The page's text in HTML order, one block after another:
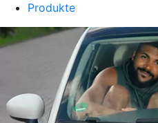
Produkte